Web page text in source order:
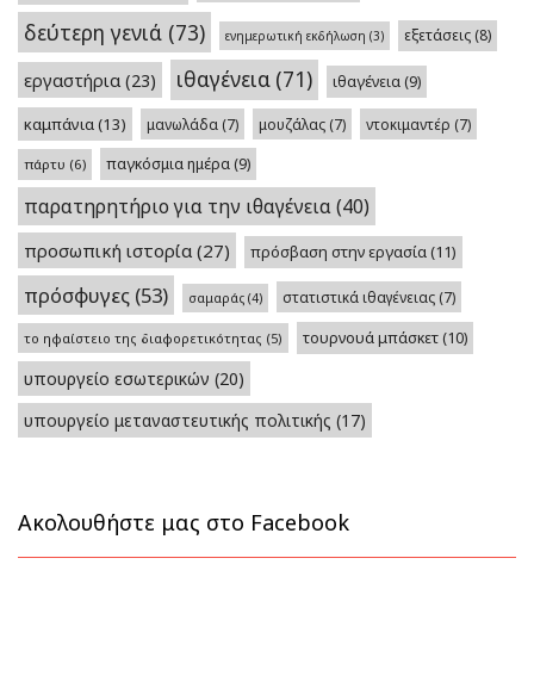
δεύτερη γενιά (73) ενημερωτική εκδήλωση (3) εξετάσεις (8)
εργαστήρια (23) ιθαγένεια (71) ιθαγένεια(9)
καμπάνια(13) μανωλάδα (7) μουζάλας (7) ντοκιμαντέρ (7)
πάρτυ (6) παγκόσμια ημέρα(9)
παρατηρητήριο για την ιθαγένεια(40)
προσωπική ιστορία (27) πρόσβαση στην εργασία(11)
πρόσφυγες (53) σαμαράς (4) στατιστικά ιθαγένειας (7)
το ηφαίστειο της διαφορετικότητας (5) τουρνουά μπάσκετ(10)
υπουργείο εσωτερικών (20)
υπουργείο μεταναστευτικής πολιτικής (17)
Ακολουθήστε μας στο Facebook